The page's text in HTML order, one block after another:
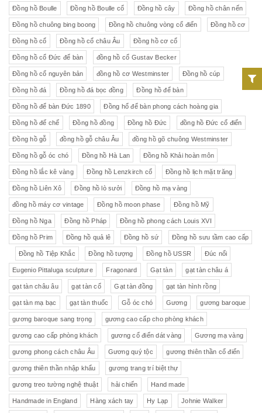
Đồng hồ Boulle Đồng hồ Boulle cổ Đồng hồ cây Đồng hồ chân nến
Đồng hồ chuông bing boong Đồng hồ chuông vòng cổ điển Đồng hồ cơ
Đồng hồ cổ Đồng hồ cổ châu Âu Đồng hồ cơ cổ
Đồng hồ cổ Đức để bàn đồng hồ cổ Gustav Becker
Đồng hồ cổ nguyên bản đồng hồ cơ Westminster Đồng hồ cúp
Đồng hồ đá Đồng hồ đá bọc đồng Đồng hồ để bàn
Đồng hồ để bàn Đức 1890 Đồng hổ để bàn phong cách hoàng gia
Đồng hồ đế chế Đồng hồ đồng Đồng hồ Đức đồng hồ Đức cổ điển
Đồng hồ gỗ đồng hồ gỗ châu Âu đồng hồ gõ chuông Westminster
Đồng hồ gỗ óc chó Đồng hồ Hà Lan Đồng hồ Khải hoàn môn
Đồng hồ lắc kê vàng Đồng hồ Lenzkirch cổ Đồng hồ lịch mặt trăng
Đồng hồ Liên Xô Đồng hồ lò sưởi Đồng hồ mạ vàng
đồng hồ máy cơ vintage Đồng hồ moon phase Đồng hồ Mỹ
Đồng hồ Nga Đồng hồ Pháp Đồng hồ phong cách Louis XVI
Đồng hồ Prim Đồng hồ quả lê Đồng hồ sứ Đồng hồ sưu tầm cao cấp
Đồng hồ Tiệp Khắc Đồng hồ tượng Đồng hồ USSR Đúc nổi
Eugenio Pittaluga sculpture Fragonard Gạt tàn gạt tàn châu á
gạt tàn châu âu gạt tàn cổ Gạt tàn đồng gạt tàn hình rồng
gạt tàn mạ bạc gạt tàn thuốc Gỗ óc chó Gương gương baroque
gương baroque sang trọng gương cao cấp cho phòng khách
gương cao cấp phòng khách gương cổ điển dát vàng Gương mạ vàng
gương phong cách châu Âu Gương quý tộc gương thiên thần cổ điển
gương thiên thần nhập khẩu gương trang trí biệt thự
gương treo tường nghệ thuật hải chiến Hand made
Handmade in England Hàng xách tay Hy Lạp Johnie Walker